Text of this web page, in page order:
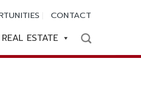
CONTACT
REAL ESTATE